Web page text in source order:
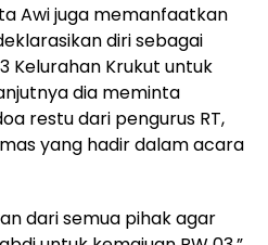
Awi juga memanfaatkan
diri sebagai
Kelurahan Krukut untuk
dia meminta
restu dari pengurus RT,
yang hadir dalam acara
dari semua pihak agar